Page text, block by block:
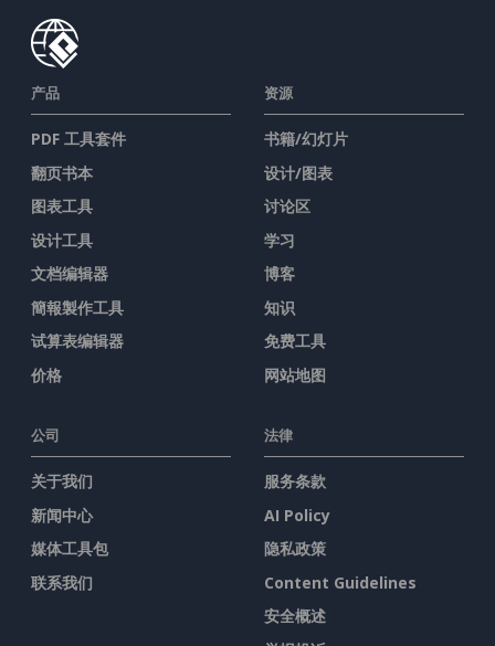
产品
PDF 工具套件
翻页书本
图表工具
设计工具
文档编辑器
簡報製作工具
试算表编辑器
价格
资源
书籍/幻灯片
设计/图表
讨论区
学习
博客
知识
免费工具
网站地图
公司
关于我们
新闻中心
媒体工具包
联系我们
法律
服务条款
AI Policy
隐私政策
Content Guidelines
安全概述